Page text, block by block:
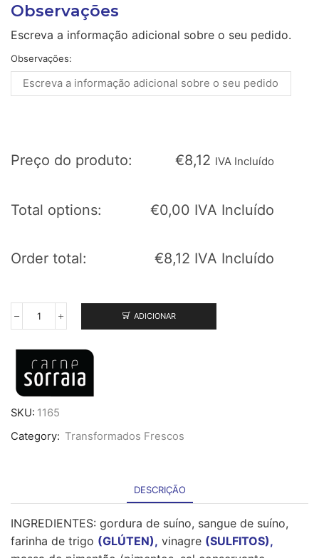
Observações
Escreva a informação adicional sobre o seu pedido.
Observações:
Preço do produto: €8,12 IVA Incluído
Total options: €0,00 IVA Incluído
Order total: €8,12 IVA Incluído
Quantidade
Morcela
Sorraia
-
1,5
Kg
ADICIONAR
SKU: 1165
Category: Transformados Frescos
DESCRIÇÃO
INGREDIENTES: gordura de suíno, sangue de suíno,
farinha de trigo (GLÚTEN), vinagre (SULFITOS),